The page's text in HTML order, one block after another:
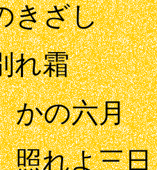
きざし
れ霜
かの六月
照れよ三日